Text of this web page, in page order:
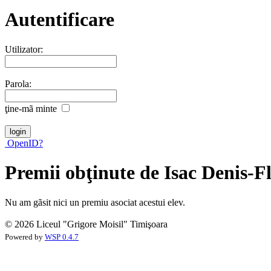
Autentificare
Utilizator:
Parola:
ţine-mã minte
OpenID?
Premii obţinute de Isac Denis-
Nu am gãsit nici un premiu asociat acestui elev.
© 2026 Liceul "Grigore Moisil" Timişoara
Powered by WSP 0.4.7